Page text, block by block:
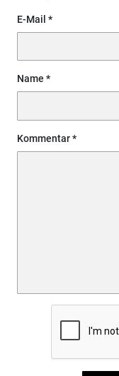
E-Mail
Name
Kommentar